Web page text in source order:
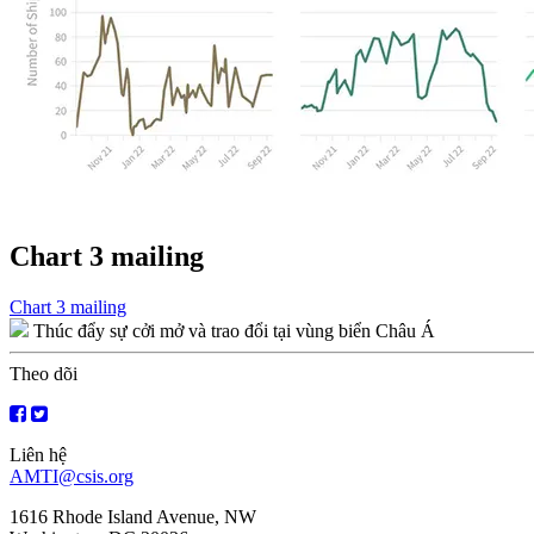
Chart 3 mailing
Điều
hướng
bài
viết
Chart 3 mailing
Thúc đẩy sự cởi mở và trao đổi tại vùng biển Châu Á
Theo dõi
Liên hệ
AMTI@csis.org
1616 Rhode Island Avenue, NW